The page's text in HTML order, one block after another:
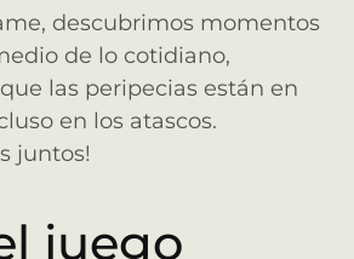
descubrimos momentos
de lo cotidiano,
las peripecias están en
en los atascos.
juntos!
juego